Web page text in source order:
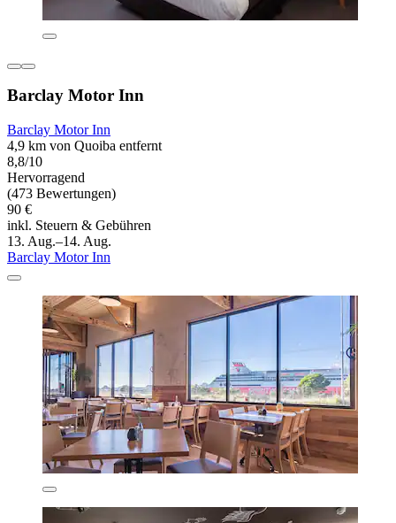
Barclay Motor Inn
Barclay Motor Inn
4,9 km von Quoiba entfernt
8,8/10
Hervorragend
(473 Bewertungen)
90 €
inkl. Steuern & Gebühren
13. Aug.–14. Aug.
Barclay Motor Inn